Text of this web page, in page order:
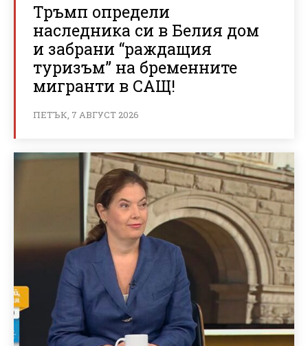
Тръмп определи
наследника си в Белия дом
и забрани “раждащия
туризъм” на бременните
мигранти в САЩ!
ПЕТЪК, 7 АВГУСТ 2026